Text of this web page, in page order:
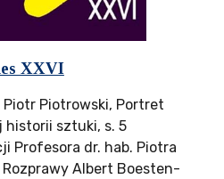
XXVI
Piotrowski, Portret
sztuki, s. 5
Profesora dr. hab. Piotra
Rozprawy Albert Boesten-